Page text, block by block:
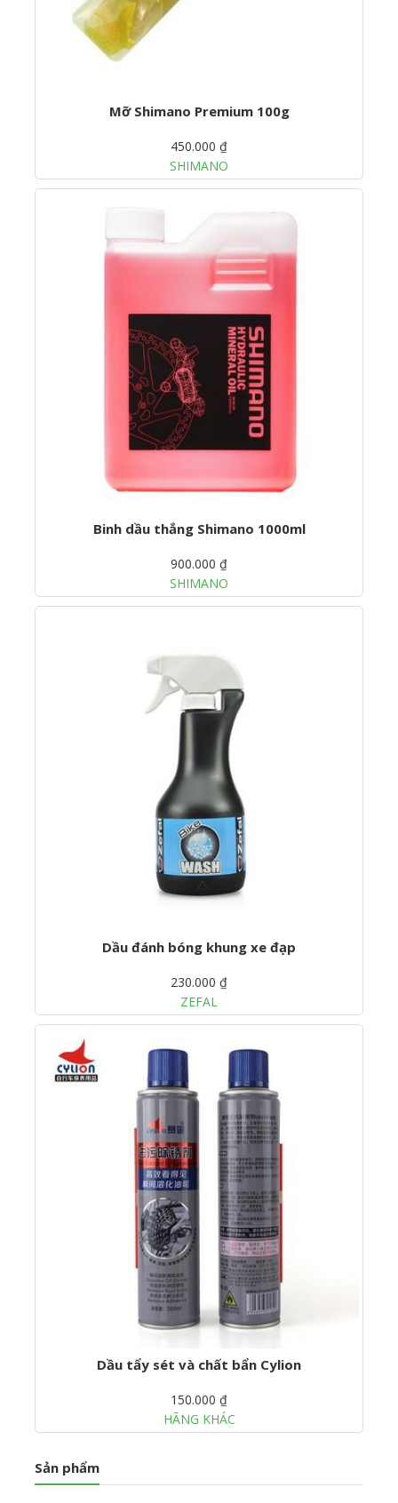
Mỡ Shimano Premium 100g
450.000 ₫
SHIMANO
Binh dầu thắng Shimano 1000ml
900.000 ₫
SHIMANO
Dầu đánh bóng khung xe đạp
230.000 ₫
ZEFAL
Dầu tẩy sét và chất bẩn Cylion
150.000 ₫
HÃNG KHÁC
Sản phẩm